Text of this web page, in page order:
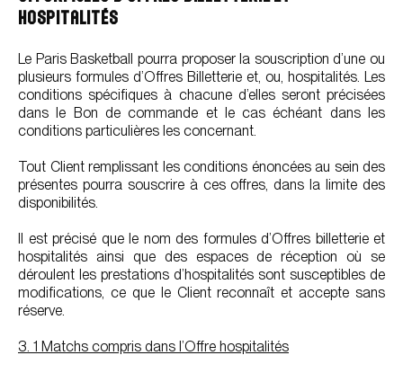
HOSPITALITÉS
Le Paris Basketball pourra proposer la souscription d’une ou
plusieurs formules d’Offres Billetterie et, ou, hospitalités. Les
conditions spécifiques à chacune d’elles seront précisées
dans le Bon de commande et le cas échéant dans les
conditions particulières les concernant.
Tout Client remplissant les conditions énoncées au sein des
présentes pourra souscrire à ces offres, dans la limite des
disponibilités.
Il est précisé que le nom des formules d’Offres billetterie et
hospitalités ainsi que des espaces de réception où se
déroulent les prestations d’hospitalités sont susceptibles de
modifications, ce que le Client reconnaît et accepte sans
réserve.
3. 1 Matchs compris dans l’Offre hospitalités